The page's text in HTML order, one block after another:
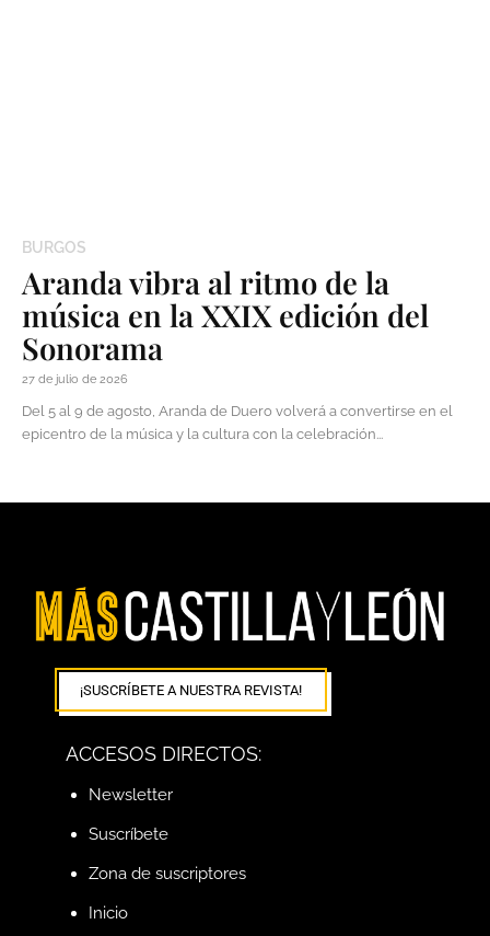
BURGOS
Aranda vibra al ritmo de la
música en la XXIX edición del
Sonorama
27 de julio de 2026
Del 5 al 9 de agosto, Aranda de Duero volverá a convertirse en el
epicentro de la música y la cultura con la celebración...
¡SUSCRÍBETE A NUESTRA REVISTA!
ACCESOS DIRECTOS:
Newsletter
Suscríbete
Zona de suscriptores
Inicio